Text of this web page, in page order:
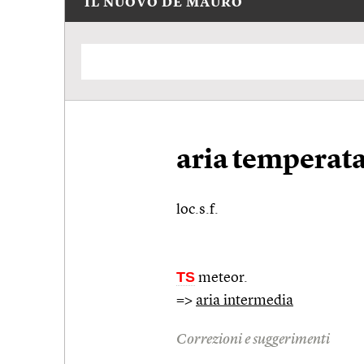
IL NUOVO DE MAURO
aria
loc.s.f.
TS meteor.
=> aria intermedia
Correzioni e suggerimenti